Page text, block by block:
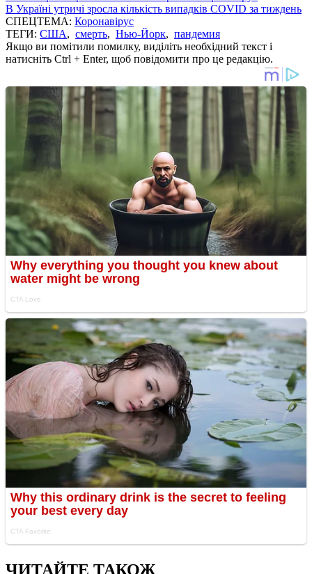
В Україні утричі зросла кількість випадків COVID за тиждень
СПЕЦТЕМА: Коронавірус
ТЕГИ: США, смерть, Нью-Йорк, пандемия
Якщо ви помітили помилку, виділіть необхідний текст і
натисніть Ctrl + Enter, щоб повідомити про це редакцію.
ЧИТАЙТЕ ТАКОЖ